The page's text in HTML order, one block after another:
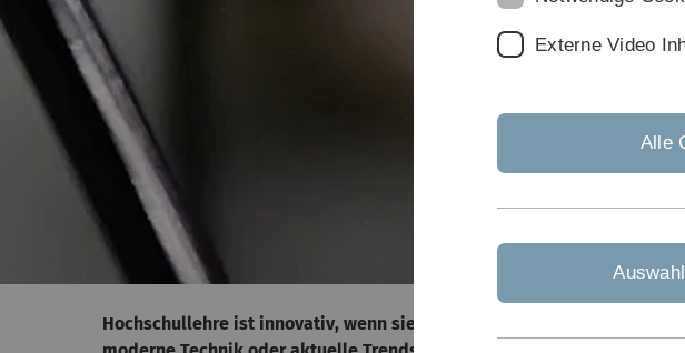
Hochschullehre ist innovativ, wenn sie mit kreativen didaktischen
Externe Video
Alle